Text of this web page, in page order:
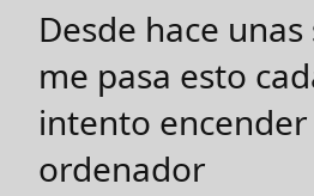
Desde hace
me pasa esto
intento encender
ordenador